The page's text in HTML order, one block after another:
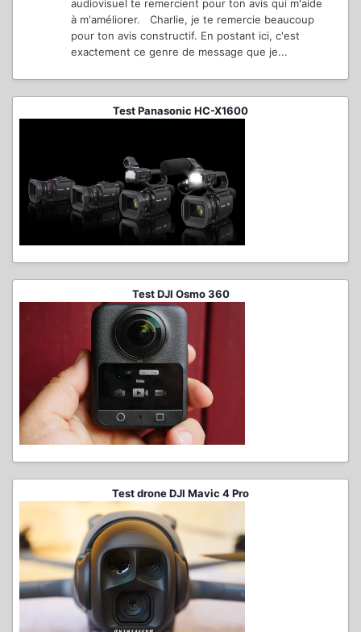
audiovisuel te remercient pour ton avis qui m'aide
à m'améliorer. Charlie, je te remercie beaucoup
pour ton avis constructif. En postant ici, c'est
exactement ce genre de message que je...
Test Panasonic HC-X1600
Test DJI Osmo 360
Test drone DJI Mavic 4 Pro